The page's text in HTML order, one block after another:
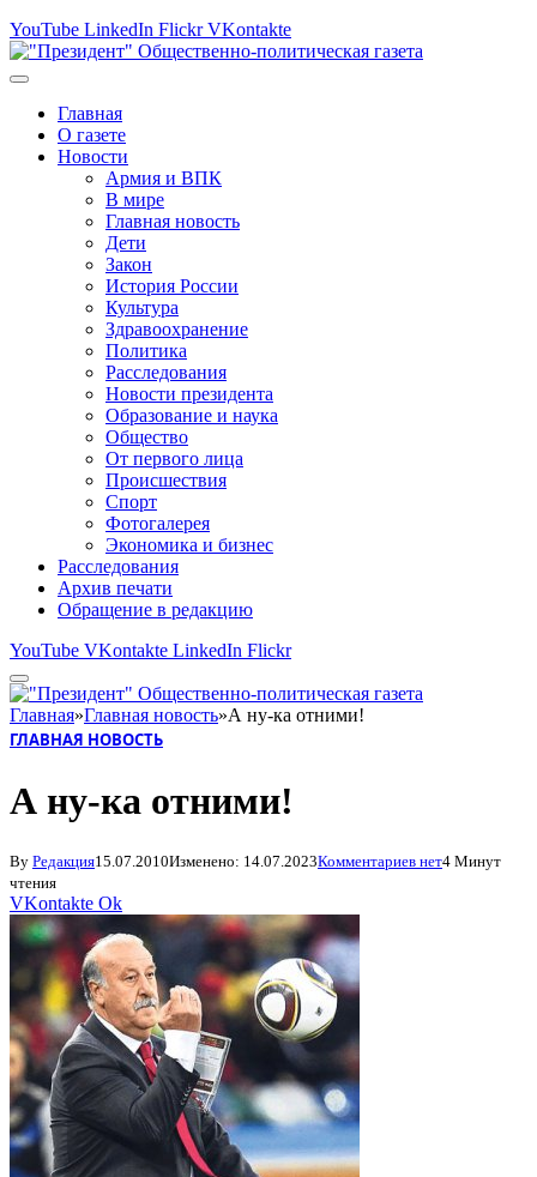
YouTube LinkedIn Flickr VKontakte
Главная
О газете
Новости
Армия и ВПК
В мире
Главная новость
Дети
Закон
История России
Культура
Здравоохранение
Политика
Расследования
Новости президента
Образование и наука
Общество
От первого лица
Происшествия
Спорт
Фотогалерея
Экономика и бизнес
Расследования
Архив печати
Обращение в редакцию
YouTube VKontakte LinkedIn Flickr
Главная»Главная новость»А ну-ка отними!
ГЛАВНАЯ НОВОСТЬ
А ну-ка отними!
By Редакция15.07.2010Изменено: 14.07.2023Комментариев нет4 Минут
чтения
VKontakte Ok